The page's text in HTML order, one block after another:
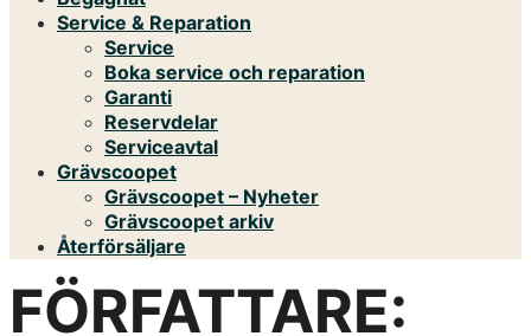
Service & Reparation
Service
Boka service och reparation
Garanti
Reservdelar
Serviceavtal
Grävscoopet
Grävscoopet – Nyheter
Grävscoopet arkiv
Återförsäljare
FÖRFATTARE: